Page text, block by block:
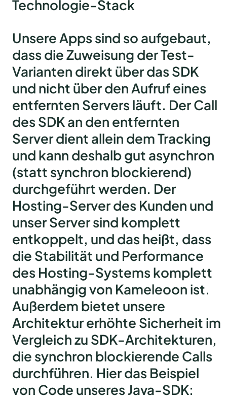
Technologie-Stack
Unsere Apps sind so aufgebaut,
dass die Zuweisung der Test-
Varianten direkt über das SDK
und nicht über den Aufruf eines
entfernten Servers läuft. Der Call
des SDK an den entfernten
Server dient allein dem Tracking
und kann deshalb gut asynchron
(statt synchron blockierend)
durchgeführt werden. Der
Hosting-Server des Kunden und
unser Server sind komplett
entkoppelt, und das heißt, dass
die Stabilität und Performance
des Hosting-Systems komplett
unabhängig von Kameleoon ist.
Außerdem bietet unsere
Architektur erhöhte Sicherheit im
Vergleich zu SDK-Architekturen,
die synchron blockierende Calls
durchführen. Hier das Beispiel
von Code unseres Java-SDK: